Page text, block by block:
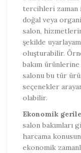
tercihleri ​​zaman
doğal veya
salon,
şekilde
oluşturabilir.
bakım
salonu bu tür
seçenekler
olabilir.
Ekonomik
salon bakımları
harcama
ekonomik